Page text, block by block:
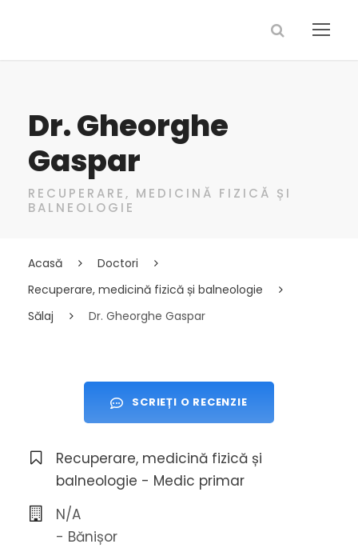
Dr. Gheorghe
Gaspar
RECUPERARE, MEDICINĂ FIZICĂ ȘI
BALNEOLOGIE
Acasă
Doctori
Recuperare, medicină fizică și balneologie
Sălaj
Dr. Gheorghe Gaspar
SCRIEȚI O RECENZIE
Recuperare, medicină fizică și
balneologie - Medic primar
N/A
- Bănișor